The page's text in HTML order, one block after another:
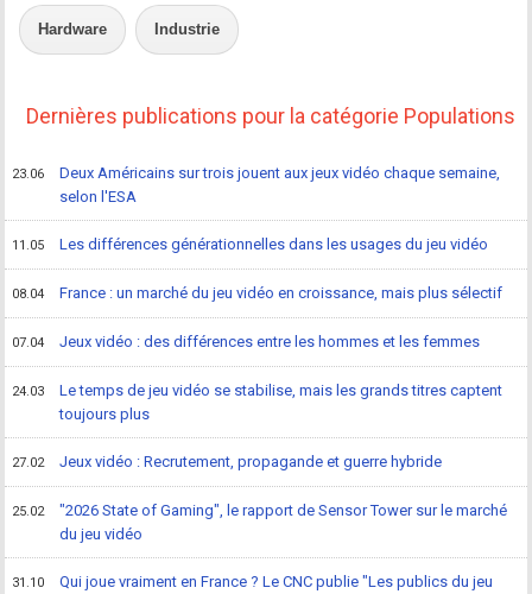
Hardware Industrie
Dernières publications pour la catégorie Populations
23.06
Deux Américains sur trois jouent aux jeux vidéo chaque semaine,
selon l'ESA
11.05 Les différences générationnelles dans les usages du jeu vidéo
08.04 France : un marché du jeu vidéo en croissance, mais plus sélectif
07.04 Jeux vidéo : des différences entre les hommes et les femmes
24.03
Le temps de jeu vidéo se stabilise, mais les grands titres captent
toujours plus
27.02 Jeux vidéo : Recrutement, propagande et guerre hybride
25.02
"2026 State of Gaming", le rapport de Sensor Tower sur le marché
du jeu vidéo
31.10
Qui joue vraiment en France ? Le CNC publie "Les publics du jeu